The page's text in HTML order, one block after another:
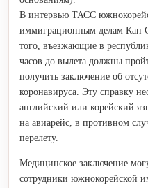
В интервью ТАСС
иммиграционным делам Кан
того, въезжающие в
часов до вылета должны
получить заключение об
коронавируса. Эту справку
английский или корейский
на авиарейс, в противном
перелету.
Медицинское заключение
сотрудники южнокорейской